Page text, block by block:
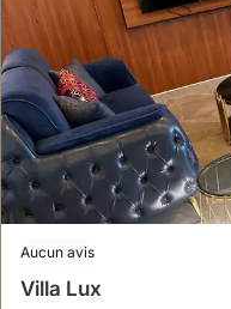
Aucun avis
Villa Lux